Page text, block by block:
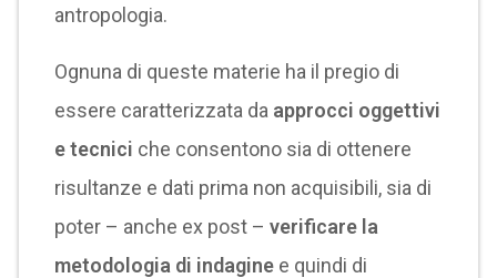
antropologia.
Ognuna di queste materie ha il pregio di
essere caratterizzata da approcci oggettivi
e tecnici che consentono sia di ottenere
risultanze e dati prima non acquisibili, sia di
poter – anche ex post – verificare la
metodologia di indaginee quindi di